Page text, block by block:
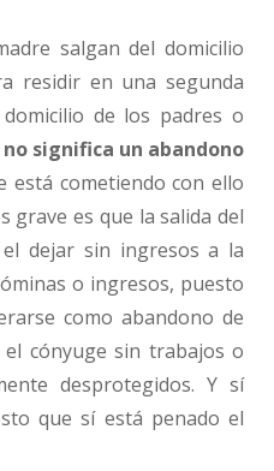
salgan del domicilio
residir en una segunda
de los padres o
no significa un abandono
está cometiendo con ello
grave es que la salida del
dejar sin ingresos a la
o ingresos, puesto
como abandono de
cónyuge sin trabajos o
desprotegidos. Y sí
que sí está penado el